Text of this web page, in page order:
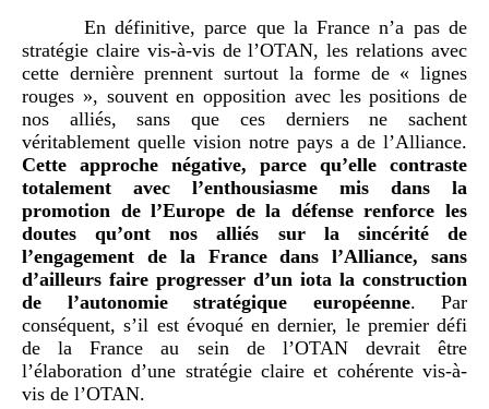
En définitive, parce que la France n’a pas de
stratégie claire vis-à-vis de l’OTAN, les relations avec
cette dernière prennent surtout la forme de « lignes
rouges », souvent en opposition avec les positions de
nos alliés, sans que ces derniers ne sachent
véritablement quelle vision notre pays a de l’Alliance.
Cette approche négative, parce qu’elle contraste
totalement avec l’enthousiasme mis dans la
promotion de l’Europe de la défense renforce les
doutes qu’ont nos alliés sur la sincérité de
l’engagement de la France dans l’Alliance, sans
d’ailleurs faire progresser d’un iota la construction
de l’autonomie stratégique européenne. Par
conséquent, s’il est évoqué en dernier, le premier défi
de la France au sein de l’OTAN devrait être
l’élaboration d’une stratégie claire et cohérente vis-à-
vis de l’OTAN.